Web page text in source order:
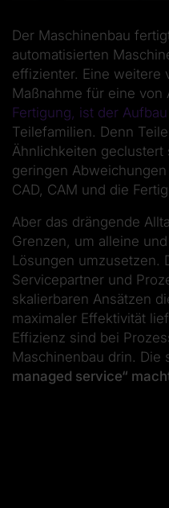
Der Maschinenbau
automatisierten
effizienter. Eine weitere
Maßnahme für eine von
Fertigung, ist der
Teilefamilien. Denn
Ähnlichkeiten
geringen
CAD, CAM und die
Aber das drängende
Grenzen, um alleine
Lösungen umzusetzen.
Servicepartner und
skalierbaren Ansätzen
maximaler Effektivität
Effizienz sind bei
Maschinenbau drin. Die
managed service“